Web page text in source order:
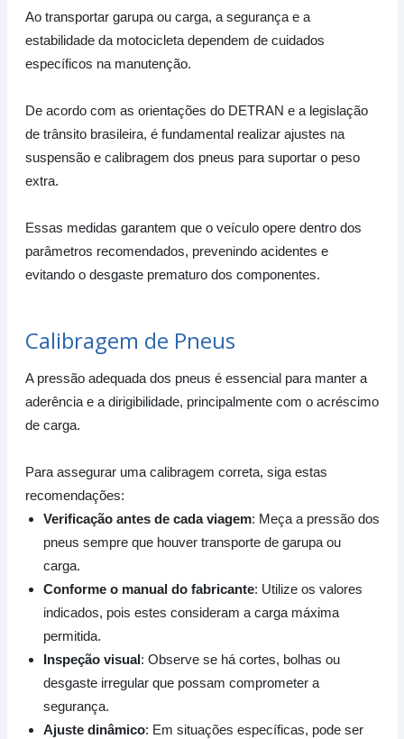
Ao transportar garupa ou carga, a segurança e a
estabilidade da motocicleta dependem de cuidados
específicos na manutenção.
De acordo com as orientações do DETRAN e a legislação
de trânsito brasileira, é fundamental realizar ajustes na
suspensão e calibragem dos pneus para suportar o peso
extra.
Essas medidas garantem que o veículo opere dentro dos
parâmetros recomendados, prevenindo acidentes e
evitando o desgaste prematuro dos componentes.
Calibragem de Pneus
A pressão adequada dos pneus é essencial para manter a
aderência e a dirigibilidade, principalmente com o acréscimo
de carga.
Para assegurar uma calibragem correta, siga estas
recomendações:
Verificação antes de cada viagem: Meça a pressão dos
pneus sempre que houver transporte de garupa ou
carga.
Conforme o manual do fabricante: Utilize os valores
indicados, pois estes consideram a carga máxima
permitida.
Inspeção visual: Observe se há cortes, bolhas ou
desgaste irregular que possam comprometer a
segurança.
Ajuste dinâmico: Em situações específicas, pode ser